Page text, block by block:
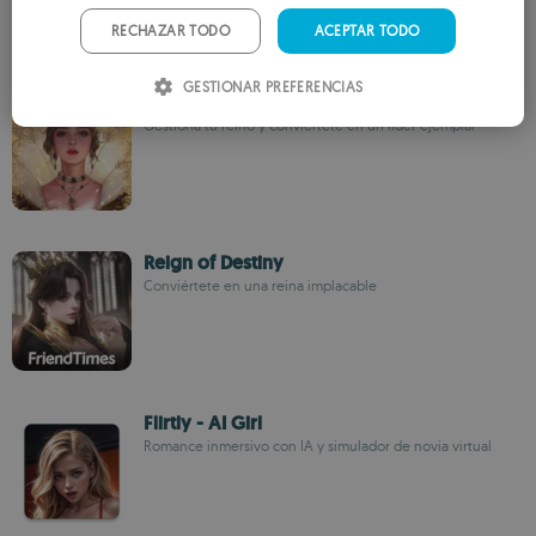
King's Choice
Gestiona tu reino y conviértete en un líder ejemplar
Reign of Destiny
Conviértete en una reina implacable
Flirtly - AI Girl
Romance inmersivo con IA y simulador de novia virtual
PORTUGUESE
ACEPTAR TODO
RECHAZAR TODO
GESTIONAR PREFERENCIAS